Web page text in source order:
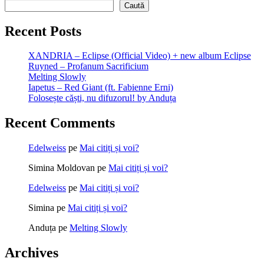
Caută
Recent Posts
XANDRIA – Eclipse (Official Video) + new album Eclipse
Ruyned – Profanum Sacrificium
Melting Slowly
Iapetus – Red Giant (ft. Fabienne Erni)
Folosește căști, nu difuzorul! by Anduța
Recent Comments
Edelweiss pe Mai citiți și voi?
Simina Moldovan pe Mai citiți și voi?
Edelweiss pe Mai citiți și voi?
Simina pe Mai citiți și voi?
Anduța pe Melting Slowly
Archives